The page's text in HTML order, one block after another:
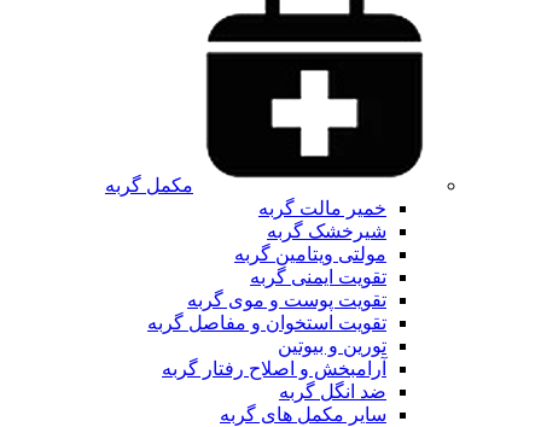
مکمل گربه
خمیر مالت گربه
شیرخشک گربه
مولتی ویتامین گربه
تقویت ایمنی گربه
تقویت پوست و موی گربه
تقویت استخوان و مفاصل گربه
تورین و بیوتین
آرامبخش و اصلاح رفتار گربه
ضد انگل گربه
سایر مکمل های گربه